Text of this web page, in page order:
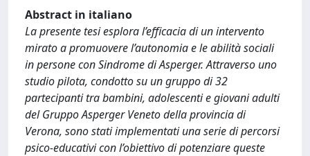
Abstract in italiano
La presente tesi esplora l’efficacia di un intervento
mirato a promuovere l’autonomia e le abilità sociali
in persone con Sindrome di Asperger. Attraverso uno
studio pilota, condotto su un gruppo di 32
partecipanti tra bambini, adolescenti e giovani adulti
del Gruppo Asperger Veneto della provincia di
Verona, sono stati implementati una serie di percorsi
psico-educativi con l’obiettivo di potenziare queste